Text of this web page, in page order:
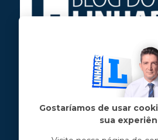
Jose Linhares Jr é
Formado em Jornalismo,
e tem pós-graduações
e marketing político.
Gostaríamos de usar
sua